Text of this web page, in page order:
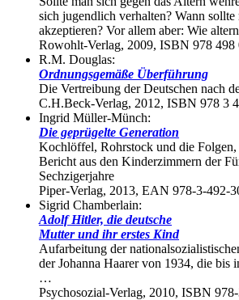
sich jugendlich verhalten? Wann sollte
akzeptieren? Vor allem aber: Wie
Rowohlt-Verlag, 2009, ISBN 978 498
R.M. Douglas:
Ordnungsgemäße Überführung
Die Vertreibung der Deutschen nach
C.H.Beck-Verlag, 2012, ISBN 978 3
Ingrid Müller-Münch:
Die geprügelte Generation
Kochlöffel, Rohrstock und die
Bericht aus den Kinderzimmern der
Sechzigerjahre
Piper-Verlag, 2013, EAN 978-3-492-
Sigrid Chamberlain:
Adolf Hitler, die deutsche
Mutter und ihr erstes Kind
Aufarbeitung der
der Johanna Haarer von 1934, die bis
…
Psychosozial-Verlag, 2010, ISBN